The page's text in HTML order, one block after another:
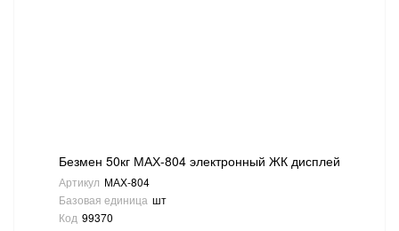
Безмен 50кг МАХ-804 электронный ЖК дисплей
Артикул МАХ-804
Базовая единица шт
Код 99370